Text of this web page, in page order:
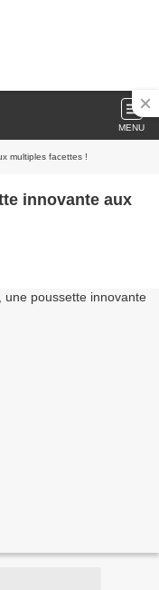
MENU
multiples facettes !